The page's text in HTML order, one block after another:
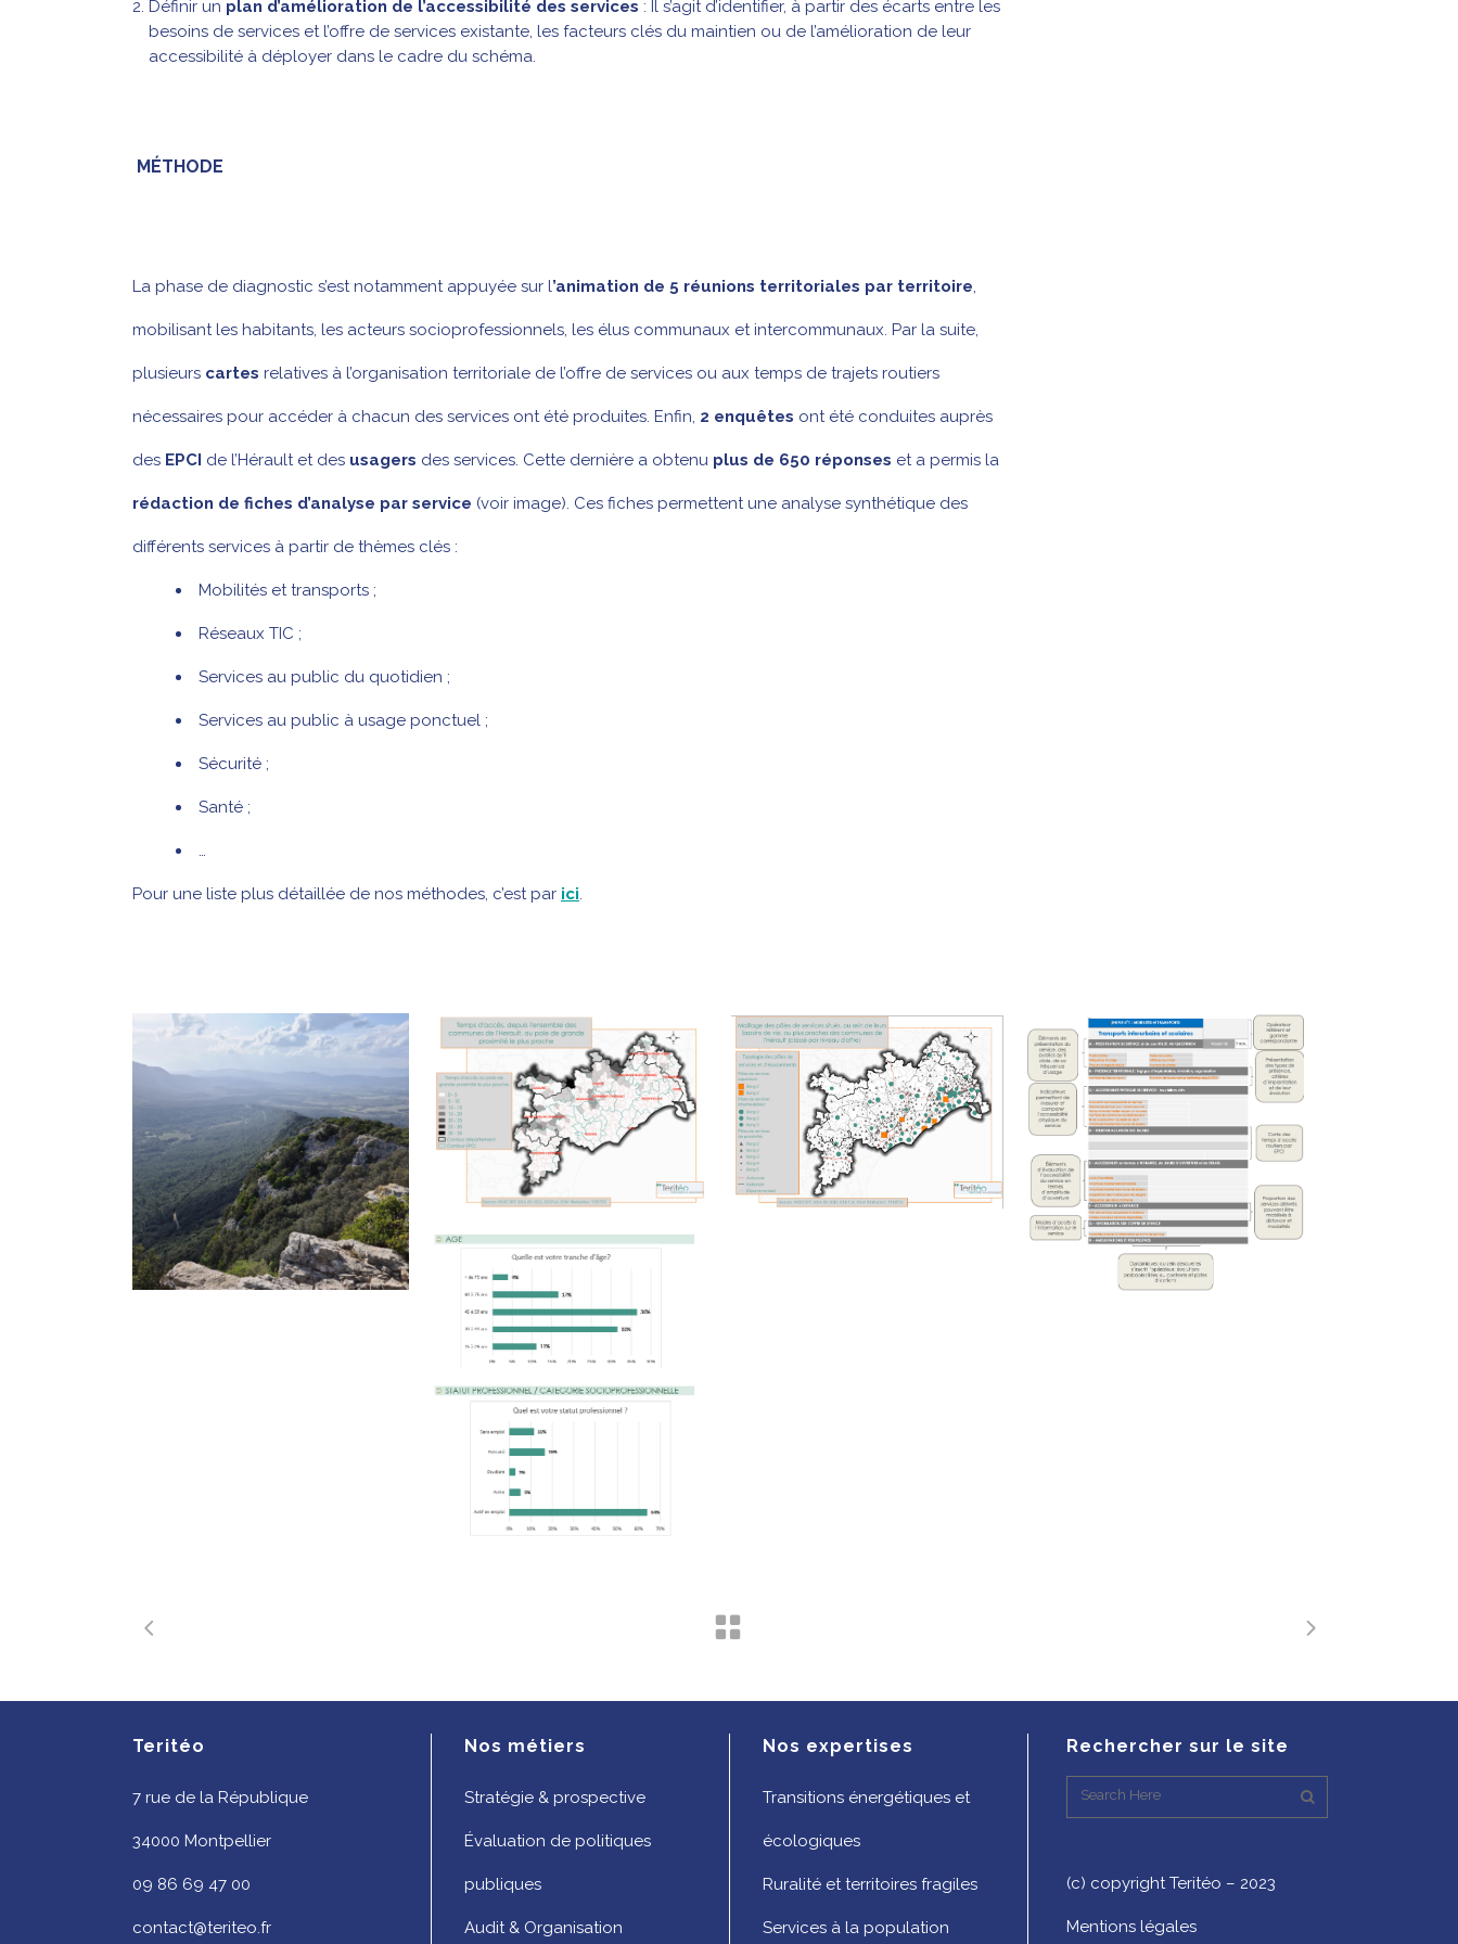
Définir un plan d’amélioration de l’accessibilité des services : Il s’agit d’identifier, à partir des écarts entre les
besoins de services et l’offre de services existante, les facteurs clés du maintien ou de l’amélioration de leur
accessibilité à déployer dans le cadre du schéma.
MÉTHODE
La phase de diagnostic s’est notamment appuyée sur l’animation de 5 réunions territoriales par territoire,
mobilisant les habitants, les acteurs socioprofessionnels, les élus communaux et intercommunaux. Par la suite,
plusieurs cartes relatives à l’organisation territoriale de l’offre de services ou aux temps de trajets routiers
nécessaires pour accéder à chacun des services ont été produites. Enfin, 2 enquêtes ont été conduites auprès
des EPCI de l’Hérault et des usagers des services. Cette dernière a obtenu plus de 650 réponses et a permis la
rédaction de fiches d’analyse par service (voir image). Ces fiches permettent une analyse synthétique des
différents services à partir de thèmes clés :
Mobilités et transports ;
Réseaux TIC ;
Services au public du quotidien ;
Services au public à usage ponctuel ;
Sécurité ;
Santé ;
…
Pour une liste plus détaillée de nos méthodes, c’est par ici.
Teritéo
7 rue de la République
34000 Montpellier
09 86 69 47 00
contact@teriteo.fr
Nos métiers
Stratégie & prospective
Évaluation de politiques
publiques
Audit & Organisation
Nos expertises
Transitions énergétiques et
écologiques
Ruralité et territoires fragiles
Services à la population
Rechercher sur le site
(c) copyright Teritéo – 2023
Mentions légales